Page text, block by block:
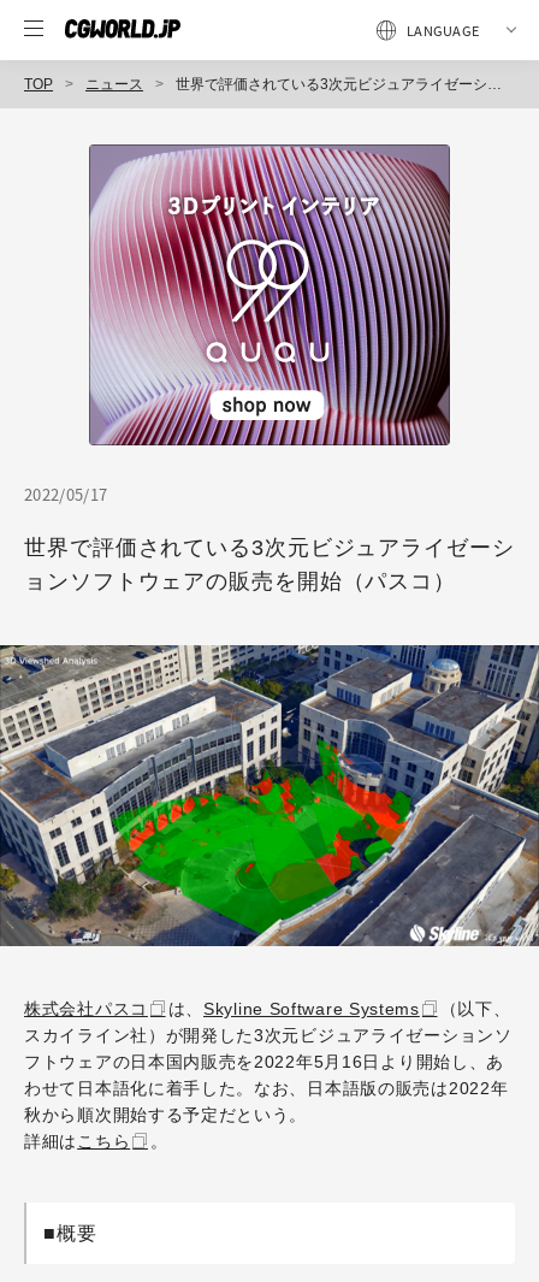
TOP ニュース 世界で評価されている3次元ビジュアライゼーションソフトウェアの販売を開始（パスコ）
2022/05/17
世界で評価されている3次元ビジュアライゼーシ
ョンソフトウェアの販売を開始（パスコ）
株式会社パスコ は、Skyline Software Systems
（以下、
スカイライン社）が開発した3次元ビジュアライゼーションソ
フトウェアの日本国内販売を2022年5月16日より開始し、あ
わせて日本語化に着手した。なお、日本語版の販売は2022年
秋から順次開始する予定だという。
詳細は こちら 。
■概要